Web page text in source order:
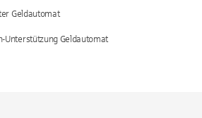
Geldautomat
Unterstützung Geldautomat